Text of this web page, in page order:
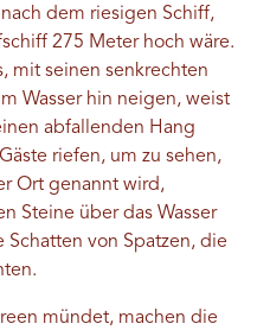
dem riesigen Schiff,
275 Meter hoch wäre.
mit seinen senkrechten
Wasser hin neigen, weist
abfallenden Hang
riefen, um zu sehen,
Ort genannt wird,
Steine ​​über das Wasser
von Spatzen, die
mündet, machen die